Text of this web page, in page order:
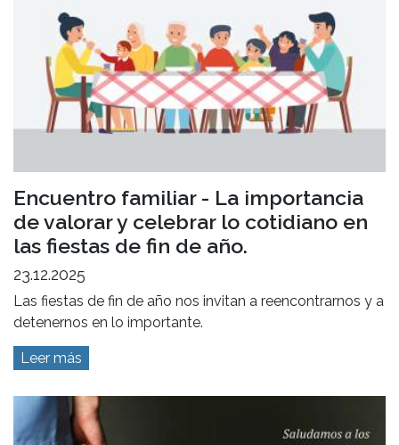
Encuentro familiar - La importancia
de valorar y celebrar lo cotidiano en
las fiestas de fin de año.
23.12.2025
Las fiestas de fin de año nos invitan a reencontrarnos y a
detenernos en lo importante.
Leer más